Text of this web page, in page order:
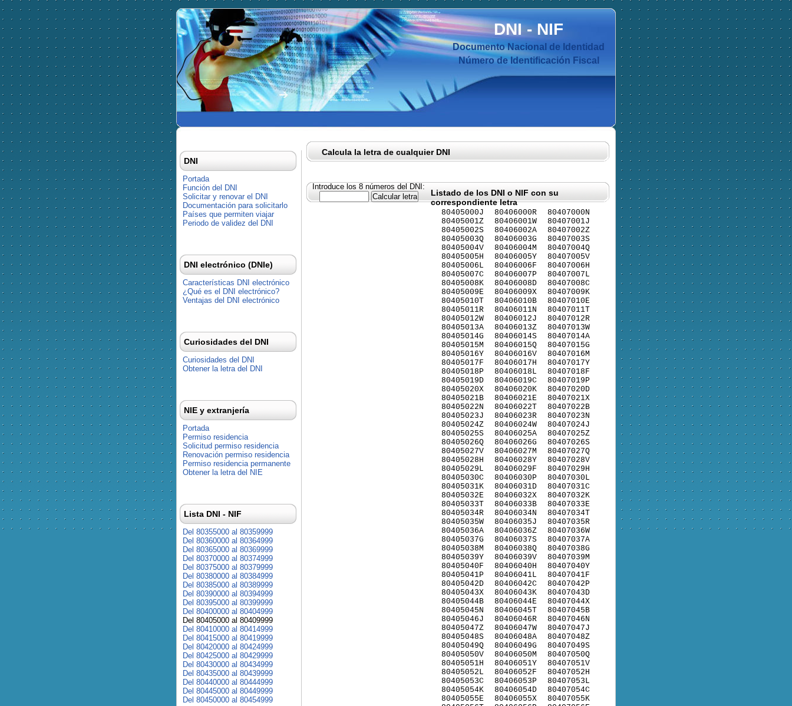
DNI-NIF
Documento Nacional de Identidad
Número de Identificación Fiscal
Calcula la letra de cualquier DNI
Introduce los 8 números del DNI:
Listado de los DNI o NIF con su
correspondiente letra
80405000J
80405001Z
80405002S
80405003Q
80405004V
80405005H
80405006L
80405007C
80405008K
80405009E
80405010T
80405011R
80405012W
80405013A
80405014G
80405015M
80405016Y
80405017F
80405018P
80405019D
80405020X
80405021B
80405022N
80405023J
80405024Z
80405025S
80405026Q
80405027V
80405028H
80405029L
80405030C
80405031K
80405032E
80405033T
80405034R
80405035W
80405036A
80405037G
80405038M
80405039Y
80405040F
80405041P
80405042D
80405043X
80405044B
80405045N
80405046J
80405047Z
80405048S
80405049Q
80405050V
80405051H
80405052L
80405053C
80405054K
80405055E
80406000R
80406001W
80406002A
80406003G
80406004M
80406005Y
80406006F
80406007P
80406008D
80406009X
80406010B
80406011N
80406012J
80406013Z
80406014S
80406015Q
80406016V
80406017H
80406018L
80406019C
80406020K
80406021E
80406022T
80406023R
80406024W
80406025A
80406026G
80406027M
80406028Y
80406029F
80406030P
80406031D
80406032X
80406033B
80406034N
80406035J
80406036Z
80406037S
80406038Q
80406039V
80406040H
80406041L
80406042C
80406043K
80406044E
80406045T
80406046R
80406047W
80406048A
80406049G
80406050M
80406051Y
80406052F
80406053P
80406054D
80406055X
80407000N
80407001J
80407002Z
80407003S
80407004Q
80407005V
80407006H
80407007L
80407008C
80407009K
80407010E
80407011T
80407012R
80407013W
80407014A
80407015G
80407016M
80407017Y
80407018F
80407019P
80407020D
80407021X
80407022B
80407023N
80407024J
80407025Z
80407026S
80407027Q
80407028V
80407029H
80407030L
80407031C
80407032K
80407033E
80407034T
80407035R
80407036W
80407037A
80407038G
80407039M
80407040Y
80407041F
80407042P
80407043D
80407044X
80407045B
80407046N
80407047J
80407048Z
80407049S
80407050Q
80407051V
80407052H
80407053L
80407054C
80407055K
DNI
Portada
Función del DNI
Solicitar y renovar el DNI
Documentación para solicitarlo
Países que permiten viajar
Periodo de validez del DNI
DNI electrónico (DNIe)
Características DNI electrónico
¿Qué es el DNI electrónico?
Ventajas del DNI electrónico
Curiosidades del DNI
Curiosidades del DNI
Obtener la letra del DNI
NIE y extranjería
Portada
Permiso residencia
Solicitud permiso residencia
Renovación permiso residencia
Permiso residencia permanente
Obtener la letra del NIE
Lista DNI - NIF
Del 80355000 al 80359999
Del 80360000 al 80364999
Del 80365000 al 80369999
Del 80370000 al 80374999
Del 80375000 al 80379999
Del 80380000 al 80384999
Del 80385000 al 80389999
Del 80390000 al 80394999
Del 80395000 al 80399999
Del 80400000 al 80404999
Del 80405000 al 80409999
Del 80410000 al 80414999
Del 80415000 al 80419999
Del 80420000 al 80424999
Del 80425000 al 80429999
Del 80430000 al 80434999
Del 80435000 al 80439999
Del 80440000 al 80444999
Del 80445000 al 80449999
Del 80450000 al 80454999